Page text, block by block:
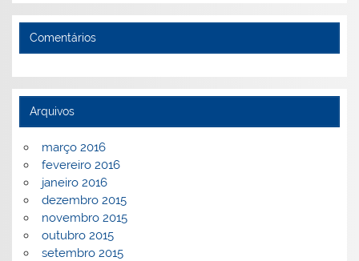
Comentários
Arquivos
março 2016
fevereiro 2016
janeiro 2016
dezembro 2015
novembro 2015
outubro 2015
setembro 2015